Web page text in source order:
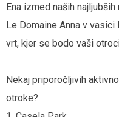
Ena izmed naših
Le Domaine Anna v
vrt, kjer se bodo vaši
Nekaj priporočljivih
otroke?